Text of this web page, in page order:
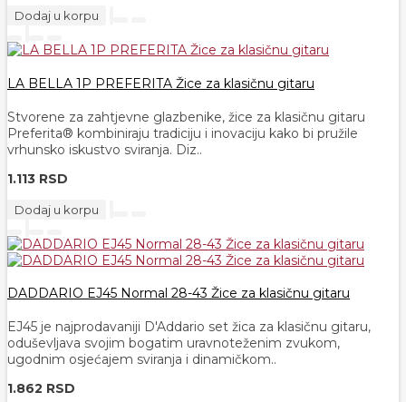
Dodaj u korpu
LA BELLA 1P PREFERITA Žice za klasičnu gitaru
Stvorene za zahtjevne glazbenike, žice za klasičnu gitaru
Preferita® kombiniraju tradiciju i inovaciju kako bi pružile
vrhunsko iskustvo sviranja. Diz..
1.113 RSD
Dodaj u korpu
DADDARIO EJ45 Normal 28-43 Žice za klasičnu gitaru
EJ45 je najprodavaniji D'Addario set žica za klasičnu gitaru,
oduševljava svojim bogatim uravnoteženim zvukom,
ugodnim osjećajem sviranja i dinamičkom..
1.862 RSD